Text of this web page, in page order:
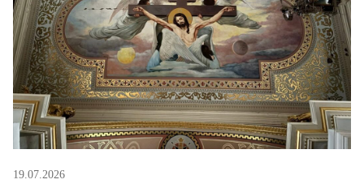
19.07.2026